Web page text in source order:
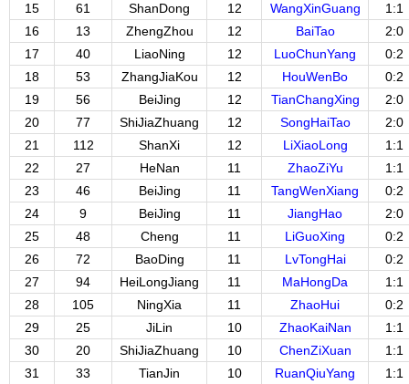
15
61 ShanDong 12 WangXinGuang
1:1
16
13 ZhengZhou 12 BaiTao
2:0
17
40 LiaoNing 12 LuoChunYang
0:2
18
53 ZhangJiaKou 12 HouWenBo
0:2
19
56 BeiJing 12 TianChangXing
2:0
20
77 ShiJiaZhuang 12 SongHaiTao
2:0
21
112 ShanXi 12 LiXiaoLong
1:1
22
27 HeNan 11 ZhaoZiYu
1:1
23
46 BeiJing 11 TangWenXiang
0:2
24
9 BeiJing 11 JiangHao
2:0
25
48 Cheng 11 LiGuoXing
0:2
26
72 BaoDing 11 LvTongHai
0:2
27
94 HeiLongJiang 11 MaHongDa
1:1
28
105 NingXia 11 ZhaoHui
0:2
29
25 JiLin 10 ZhaoKaiNan
1:1
30
20 ShiJiaZhuang 10 ChenZiXuan
1:1
31
33 TianJin 10 RuanQiuYang
1:1